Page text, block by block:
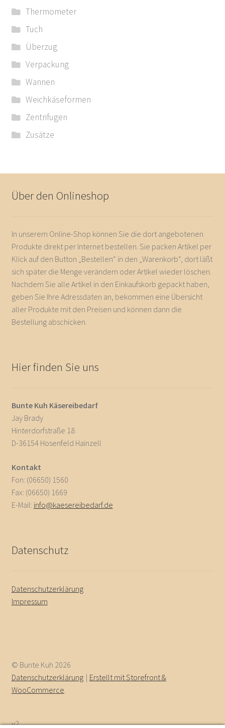
Thermometer
Tuch
Überzug
Verpackung
Wannen
Weichkäseformen
Zentrifugen
Zusätze
Über den Onlineshop
In unserem Online-Shop können Sie die dort angebotenen
Produkte direkt per Internet bestellen. Sie packen Artikel per
Klick auf den Button „Bestellen“ in den „Warenkorb“, dort läßt
sich später die Menge verändern oder Artikel wieder löschen.
Nachdem Sie alle Artikel in den Einkaufskorb gepackt haben,
geben Sie Ihre Adressdaten an, bekommen eine Übersicht
aller Produkte mit den Preisen und können dann die
Bestellung abschicken.
Hier finden Sie uns
Bunte Kuh Käsereibedarf
Jay Brady
Hinterdorfstraße 18
D-36154 Hosenfeld Hainzell
Kontakt
Fon: (06650) 1560
Fax: (06650) 1669
E-Mail: info@kaesereibedarf.de
Datenschutz
Datenschutzerklärung
Impressum
© Bunte Kuh 2026
Datenschutzerklärung
Erstellt mit Storefront &
WooCommerce
v2